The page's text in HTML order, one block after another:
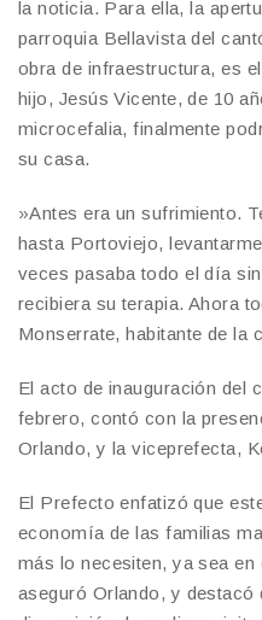
la noticia. Para ella, la
parroquia Bellavista del
obra de infraestructura, es
hijo, Jesús Vicente, de 10
microcefalia, finalmente
su casa.
​»Antes era un sufrimiento.
hasta Portoviejo,
veces pasaba todo el día
recibiera su terapia. Ahora
Monserrate, habitante de la
El acto de inauguración del
febrero, contó con la
Orlando, y la viceprefecta,
El Prefecto enfatizó que
economía de las familias
más lo necesiten, ya sea
aseguró Orlando, y destacó